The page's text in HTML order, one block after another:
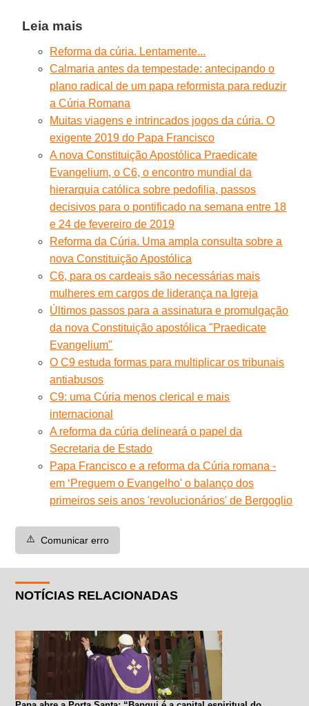
Leia mais
Reforma da cúria. Lentamente...
Calmaria antes da tempestade: antecipando o
plano radical de um papa reformista para reduzir
a Cúria Romana
Muitas viagens e intrincados jogos da cúria. O
exigente 2019 do Papa Francisco
A nova Constituição Apostólica Praedicate
Evangelium, o C6, o encontro mundial da
hierarquia católica sobre pedofilia, passos
decisivos para o pontificado na semana entre 18
e 24 de fevereiro de 2019
Reforma da Cúria. Uma ampla consulta sobre a
nova Constituição Apostólica
C6, para os cardeais são necessárias mais
mulheres em cargos de liderança na Igreja
Últimos passos para a assinatura e promulgação
da nova Constituição apostólica "Praedicate
Evangelium"
O C9 estuda formas para multiplicar os tribunais
antiabusos
C9: uma Cúria menos clerical e mais
internacional
A reforma da cúria delineará o papel da
Secretaria de Estado
Papa Francisco e a reforma da Cúria romana -
em ‘Preguem o Evangelho' o balanço dos
primeiros seis anos 'revolucionários' de Bergoglio
⚠️ Comunicar erro
NOTÍCIAS RELACIONADAS